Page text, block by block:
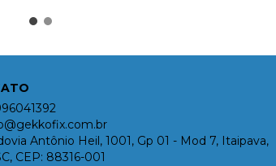
Antônio Heil, 1001, Gp 01 - Mod 7, Itaipava,
CEP: 88316-001